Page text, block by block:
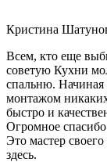
Кристина
Всем, кто еще
советую Кухни
спальню. Начиная
монтажом
быстро и
Огромное
Это мастер
здесь.